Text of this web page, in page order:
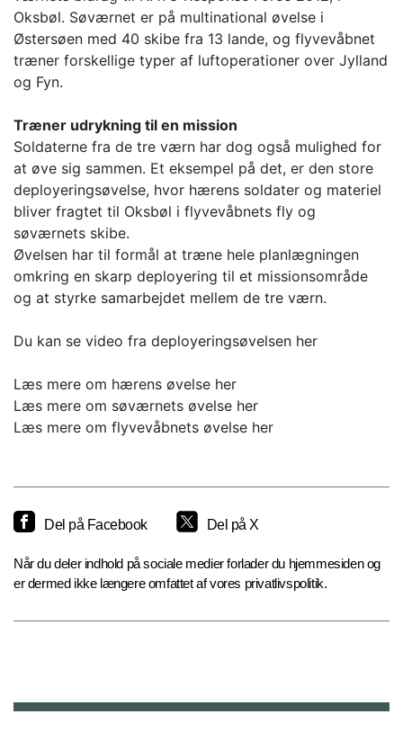
Oksbøl. Søværnet er på multinational øvelse i
Østersøen med 40 skibe fra 13 lande, og flyvevåbnet
træner forskellige typer af luftoperationer over Jylland
og Fyn.
Træner udrykning til en mission
Soldaterne fra de tre værn har dog også mulighed for
at øve sig sammen. Et eksempel på det, er den store
deployeringsøvelse, hvor hærens soldater og materiel
bliver fragtet til Oksbøl i flyvevåbnets fly og
søværnets skibe.
Øvelsen har til formål at træne hele planlægningen
omkring en skarp deployering til et missionsområde
og at styrke samarbejdet mellem de tre værn.
Du kan se video fra deployeringsøvelsen her
Læs mere om hærens øvelse her
Læs mere om søværnets øvelse her
Læs mere om flyvevåbnets øvelse her
Del på Facebook Del på X
Når du deler indhold på sociale medier forlader du hjemmesiden og
er dermed ikke længere omfattet af vores privatlivspolitik.